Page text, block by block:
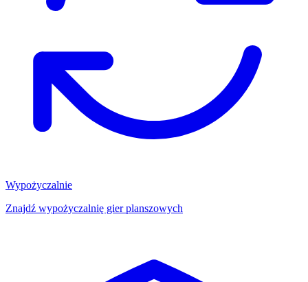
Wypożyczalnie
Znajdź wypożyczalnię gier planszowych